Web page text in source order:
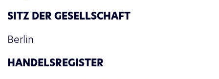
SITZ DER GESELLSCHAFT
Berlin
HANDELSREGISTER